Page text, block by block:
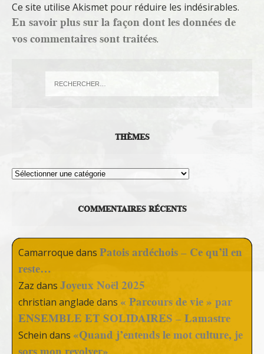
Ce site utilise Akismet pour réduire les indésirables.
En savoir plus sur la façon dont les données de
vos commentaires sont traitées.
THÈMES
Thèmes
COMMENTAIRES RÉCENTS
Camarroque dans Patois ardéchois – Ce qu’il en
reste…
Zaz dans Joyeux Noël 2025
christian anglade dans « Parcours de vie » par
ENSEMBLE ET SOLIDAIRES – Lamastre
Schein dans «Quand j’entends le mot culture, je